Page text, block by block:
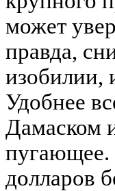
может
правда,
изобилии,
Удобнее
Дамаском
пугающее.
долларов